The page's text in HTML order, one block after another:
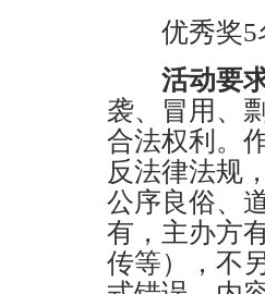
优秀奖5名
活动要
袭、冒用、
合法权利。
反法律法规
公序良俗、
有，主办方
传等），不